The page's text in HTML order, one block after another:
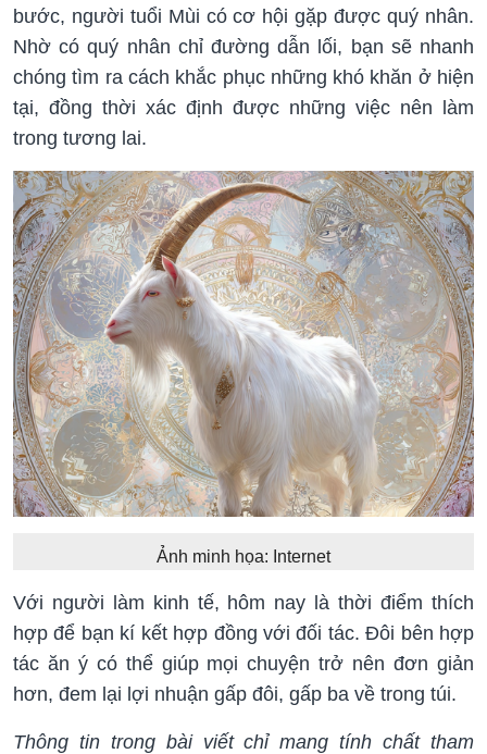
bước, người tuổi Mùi có cơ hội gặp được quý nhân.
Nhờ có quý nhân chỉ đường dẫn lối, bạn sẽ nhanh
chóng tìm ra cách khắc phục những khó khăn ở hiện
tại, đồng thời xác định được những việc nên làm
trong tương lai.
Ảnh minh họa: Internet
Với người làm kinh tế, hôm nay là thời điểm thích
hợp để bạn kí kết hợp đồng với đối tác. Đôi bên hợp
tác ăn ý có thể giúp mọi chuyện trở nên đơn giản
hơn, đem lại lợi nhuận gấp đôi, gấp ba về trong túi.
Thông tin trong bài viết chỉ mang tính chất tham